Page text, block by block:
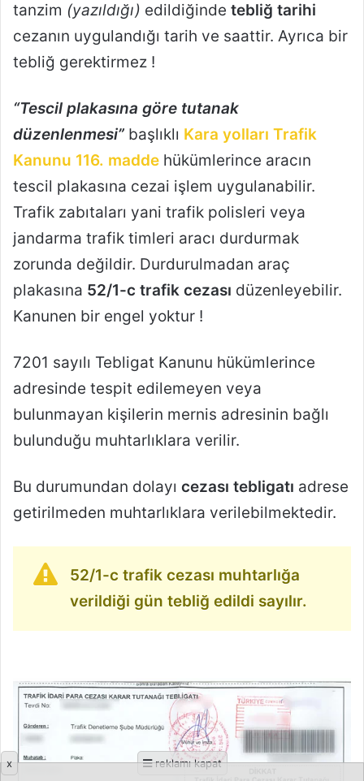
tanzim (yazıldığı) edildiğinde tebliğ tarihi
cezanın uygulandığı tarih ve saattir. Ayrıca bir
tebliğ gerektirmez !
“Tescil plakasına göre tutanak
düzenlenmesi” başlıklı Kara yolları Trafik
Kanunu 116. madde hükümlerince aracın
tescil plakasına cezai işlem uygulanabilir.
Trafik zabıtaları yani trafik polisleri veya
jandarma trafik timleri aracı durdurmak
zorunda değildir. Durdurulmadan araç
plakasına 52/1-c trafik cezası düzenleyebilir.
Kanunen bir engel yoktur !
7201 sayılı Tebligat Kanunu hükümlerince
adresinde tespit edilemeyen veya
bulunmayan kişilerin mernis adresinin bağlı
bulunduğu muhtarlıklara verilir.
Bu durumundan dolayı cezası tebligatı adrese
getirilmeden muhtarlıklara verilebilmektedir.
52/1-c trafik cezası muhtarlığa
verildiği gün tebliğ edildi sayılır.
reklamı kapat
x